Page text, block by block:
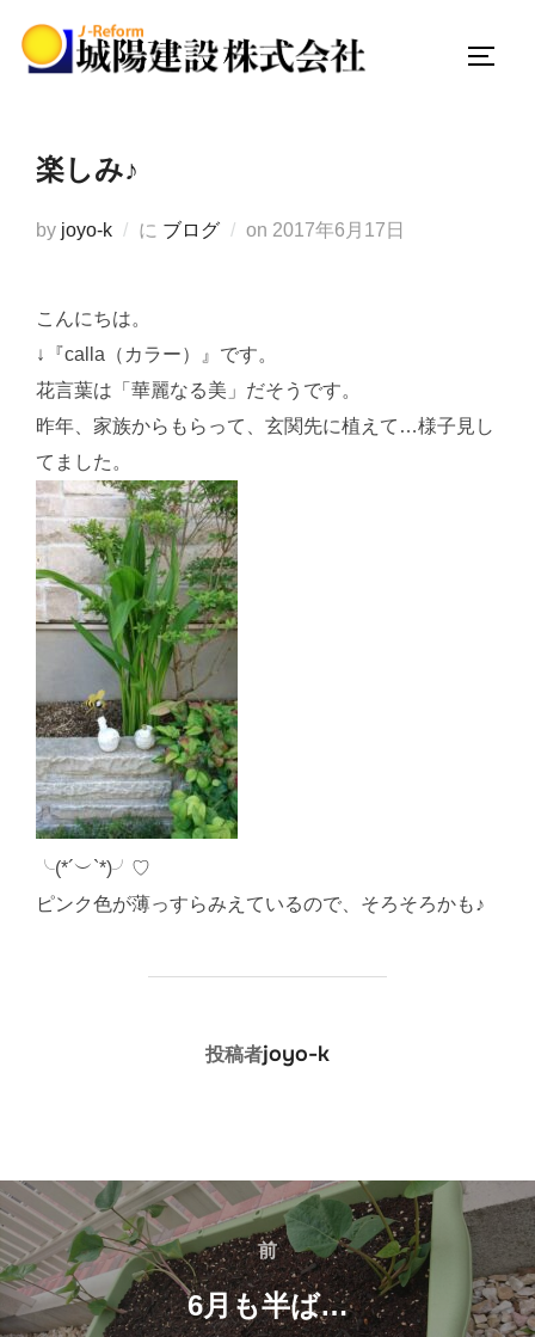
楽しみ♪
by joyo-k に ブログ on 投
2017年6月17日
こんにちは。
↓『calla（カラー）』です。
花言葉は「華麗なる美」だそうです。
昨年、家族からもらって、玄関先に植えて…様子見し
てました。
╰(*´︶`*)╯♡
ピンク色が薄っすらみえているので、そろそろかも♪
投稿者
投稿者joyo-k
投
稿
ナ
ビ
前
前
6月も半ば…